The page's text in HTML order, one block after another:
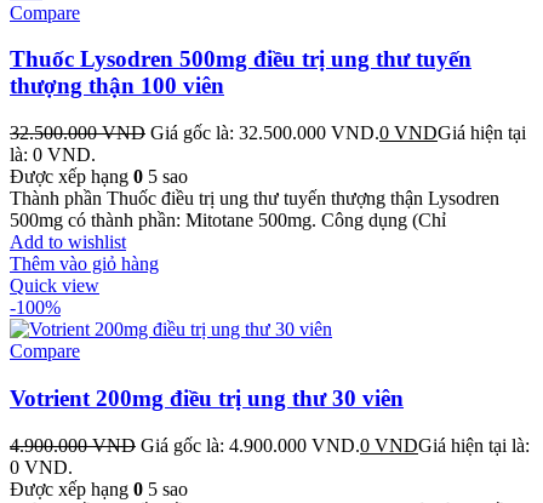
Compare
Thuốc Lysodren 500mg điều trị ung thư tuyến
thượng thận 100 viên
32.500.000VND Giá gốc là: 32.500.000 VND.0 VNDGiá hiện tại
là: 0 VND.
Được xếp hạng 0 5 sao
Thành phần Thuốc điều trị ung thư tuyến thượng thận Lysodren
500mg có thành phần: Mitotane 500mg. Công dụng (Chỉ
Add to wishlist
Thêm vào giỏ hàng
Quick view
-100%
Compare
Votrient 200mg điều trị ung thư 30 viên
4.900.000VND Giá gốc là: 4.900.000 VND.0 VNDGiá hiện tại là:
0 VND.
Được xếp hạng 0 5 sao